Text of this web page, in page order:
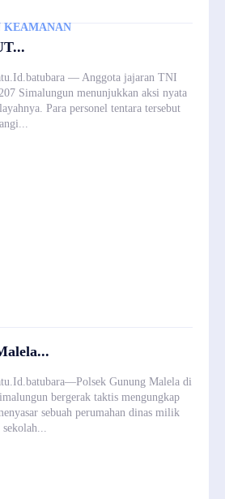
KEAMANAN
— Anggota jajaran TNI
Simalungun menunjukkan aksi nyata
Para personel tentara tersebut
Gunung Malela di
bergerak taktis mengungkap
sebuah perumahan dinas milik